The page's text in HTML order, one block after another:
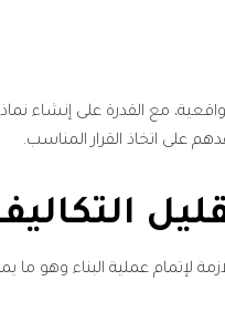
مع القدرة على إنشاء
على اتخاذ القرار المناسب.
لإتمام عملية البناء